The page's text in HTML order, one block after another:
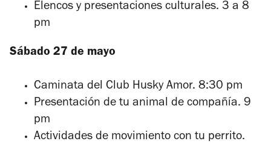
Elencos y presentaciones culturales. 3 a 8
pm
Sábado 27 de mayo
Caminata del Club Husky Amor. 8:30 pm
Presentación de tu animal de compañía. 9
pm
Actividades de movimiento con tu perrito.